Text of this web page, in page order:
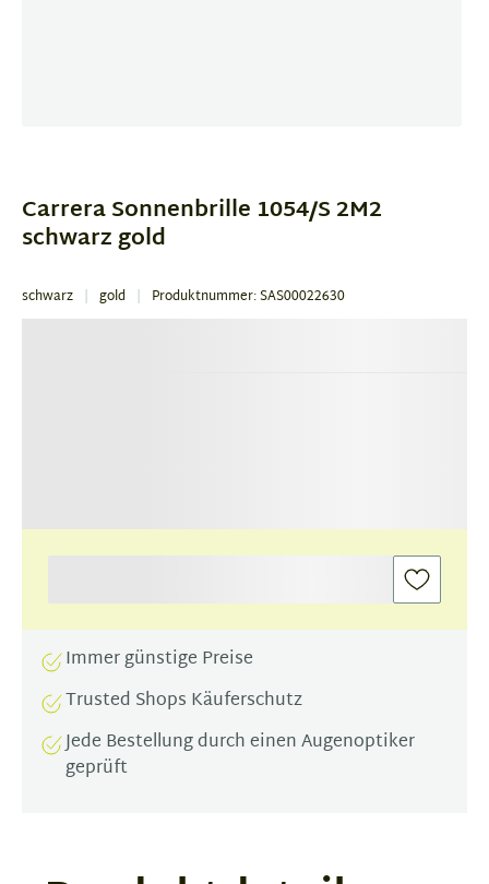
3
Carrera Sonnenbrille 1054/S 2M2
schwarz gold
schwarz gold Produktnummer: SAS00022630
Immer günstige Preise
Trusted Shops Käuferschutz
Jede Bestellung durch einen Augenoptiker
geprüft